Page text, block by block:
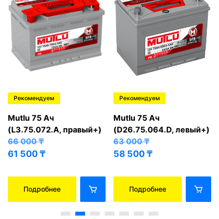
Рекомендуем
Mutlu 75 Ач
(L3.75.072.A, правый+)
66 000₸
61 500₸
Подробнее
Рекомендуем
Mutlu 75 Ач
(D26.75.064.D, левый+)
63 000₸
58 500₸
Подробнее